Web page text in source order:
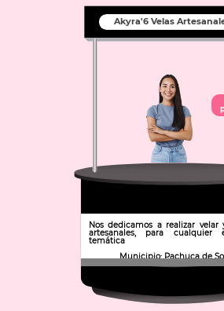
Akyra'6 Velas
Nos dedicamos a realizar velar
artesanales, para cualquier
temática
Municipio: Pachuca de